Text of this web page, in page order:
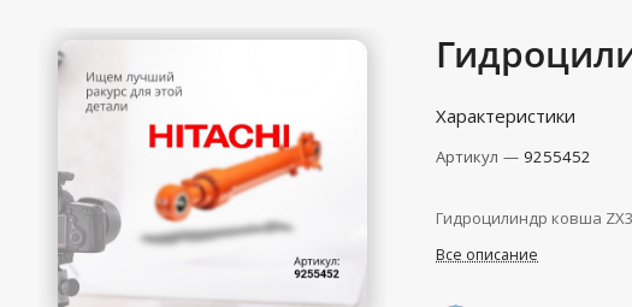
Характеристики
Артикул — 9255452
Гидроцилиндр ковша
Все описание